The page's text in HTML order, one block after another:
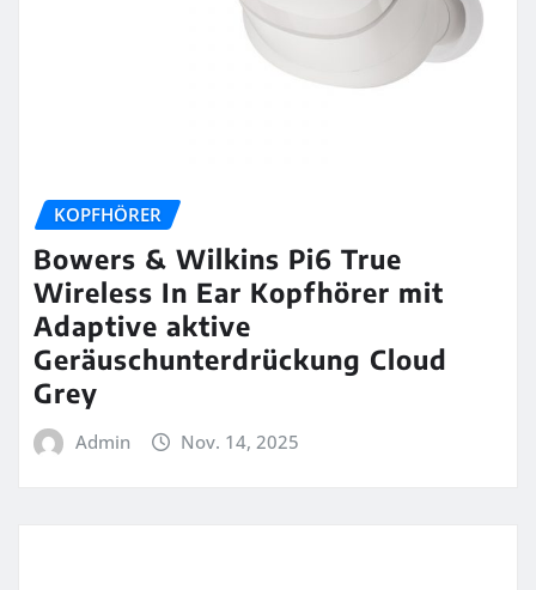
KOPFHÖRER
Bowers & Wilkins Pi6 True
Wireless In Ear Kopfhörer mit
Adaptive aktive
Geräuschunterdrückung Cloud
Grey
Admin Nov. 14, 2025